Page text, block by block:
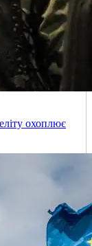
охоплює